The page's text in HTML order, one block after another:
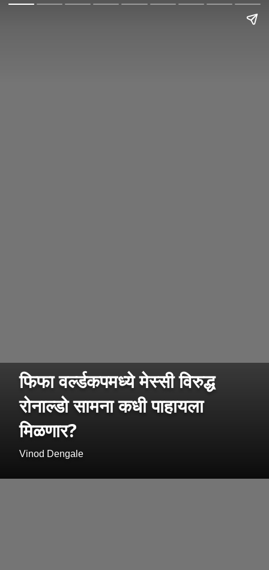
फिफा वर्ल्डकपमध्ये मेस्सी विरुद्ध
रोनाल्डो सामना कधी पाहायला
मिळणार?
Vinod Dengale